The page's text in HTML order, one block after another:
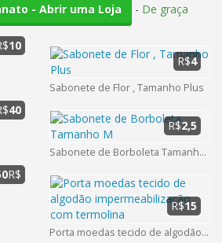
- Abrir uma Loja - De graça
10
Sabonete de Flor , Tamanho Plus
R$4
40
Sabonete de Borboleta Tamanho M
R$2,5
R$
Porta moedas tecido de algodão impermeabilização com termolina
R$15